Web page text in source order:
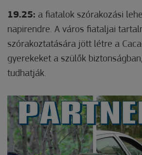
19.25: a fiatalok szórakozási
napirendre. A város fiataljai
szórakoztatására jött létre a
gyerekeket a szülők
tudhatják.